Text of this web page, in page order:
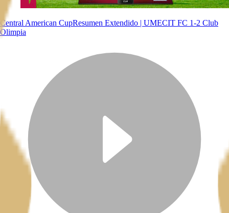
Central American CupResumen Extendido | UMECIT FC 1-2 Club
Olimpia